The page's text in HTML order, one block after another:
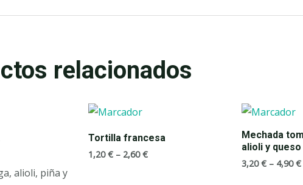
relacionados
alioli, piña y
Tortilla francesa
1,20€ – 2,60€
Mechada
alioli y queso
3,20€ – 4,90€